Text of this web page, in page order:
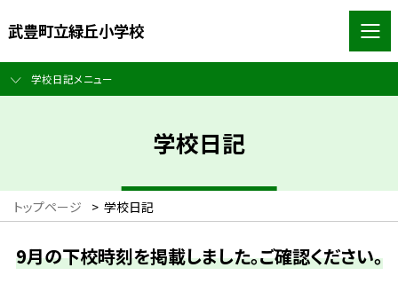
武豊町立緑丘小学校
学校日記メニュー
学校日記
トップページ > 学校日記
9月の下校時刻を掲載しました。ご確認ください。